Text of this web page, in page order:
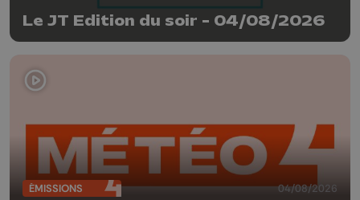
Le JT Edition du soir - 04/08/2026
ÉMISSIONS 04/08/2026